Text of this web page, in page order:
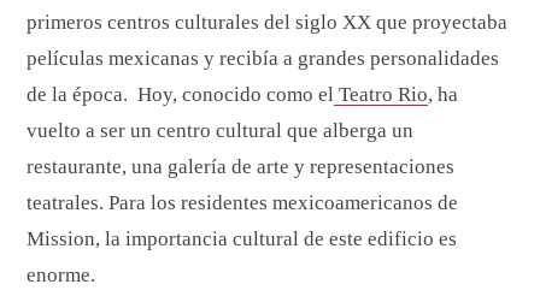
primeros centros culturales del siglo XX que proyectaba
películas mexicanas y recibía a grandes personalidades
de la época. Hoy, conocido como el Teatro Rio, ha
vuelto a ser un centro cultural que alberga un
restaurante, una galería de arte y representaciones
teatrales. Para los residentes mexicoamericanos de
Mission, la importancia cultural de este edificio es
enorme.